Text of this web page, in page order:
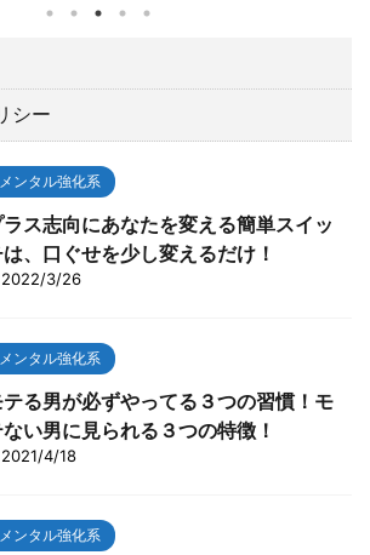
円。日本ツアーと較べてひとケタ違
８番ロングホールでは、２オンでワ
ルで締める圧巻の終わり方でガッツ
ッコよすぎて「やったー！！」と思
んでしまいました。 今回は、肝心な
シー
メンタル強化系
ラス志向にあなたを変える簡単スイッ
、口ぐせを少し変えるだけ！
2022/3/26
メンタル強化系
テる男が必ずやってる３つの習慣！モ
ない男に見られる３つの特徴！
2021/4/18
メンタル強化系